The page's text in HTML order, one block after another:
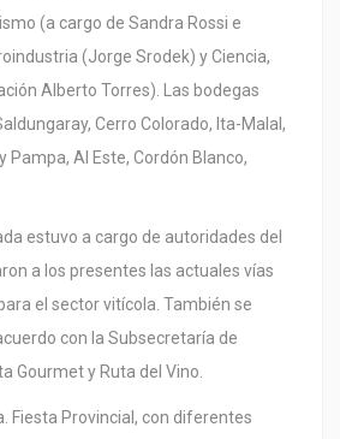
(a cargo de Sandra Rossi e
(Jorge Srodek) y Ciencia,
Alberto Torres). Las bodegas
Cerro Colorado, Ita-Malal,
Pampa, Al Este, Cordón Blanco,
estuvo a cargo de autoridades del
a los presentes las actuales vías
el sector vitícola. También se
con la Subsecretaría de
Gourmet y Ruta del Vino.
Fiesta Provincial, con diferentes